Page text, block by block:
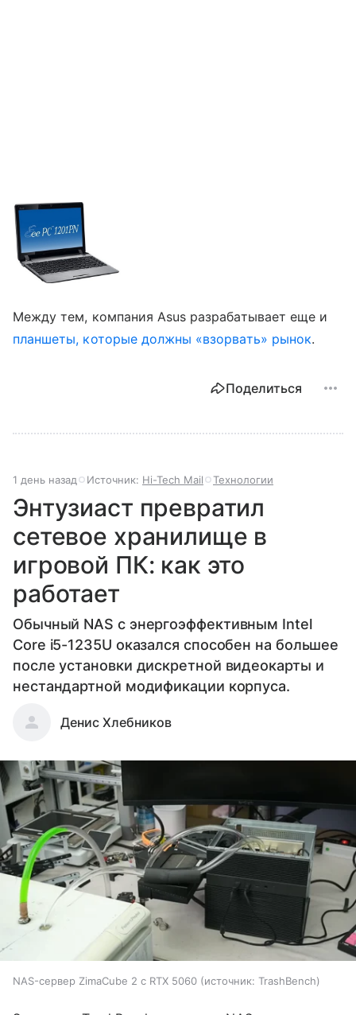
Между тем, компания Asus разрабатывает еще и
планшеты, которые должны «взорвать» рынок.
Поделиться
1 день назад Источник: Hi-Tech Mail Технологии
Энтузиаст превратил
сетевое хранилище в
игровой ПК: как это
работает
Обычный NAS с энергоэффективным Intel
Core i5-1235U оказался способен на большее
после установки дискретной видеокарты и
нестандартной модификации корпуса.
Денис Хлебников
NAS-сервер ZimaCube 2 с RTX 5060 источник: TrashBench